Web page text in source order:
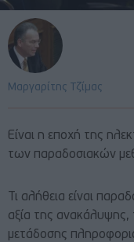
Μαργαρίτης Τζίμας
Είναι η εποχή της
των παραδοσιακών
Τι αλήθεια είναι
αξία της ανακάλυψης,
μετάδοσης